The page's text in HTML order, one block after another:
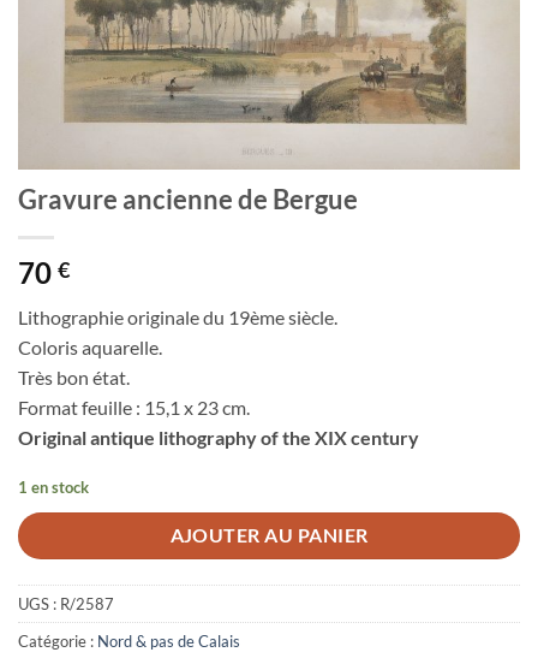
Gravure ancienne de Bergue
70 €
Lithographie originale du 19ème siècle.
Coloris aquarelle.
Très bon état.
Format feuille : 15,1 x 23 cm.
Original antique lithography of the XIX century
1 en stock
AJOUTER AU PANIER
UGS : R/2587
Catégorie : Nord & pas de Calais